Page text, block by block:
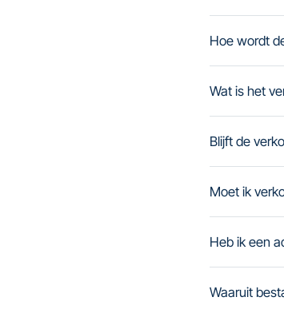
Hoe wordt
Wat is het
Blijft de
Moet ik
Heb ik een
Waaruit